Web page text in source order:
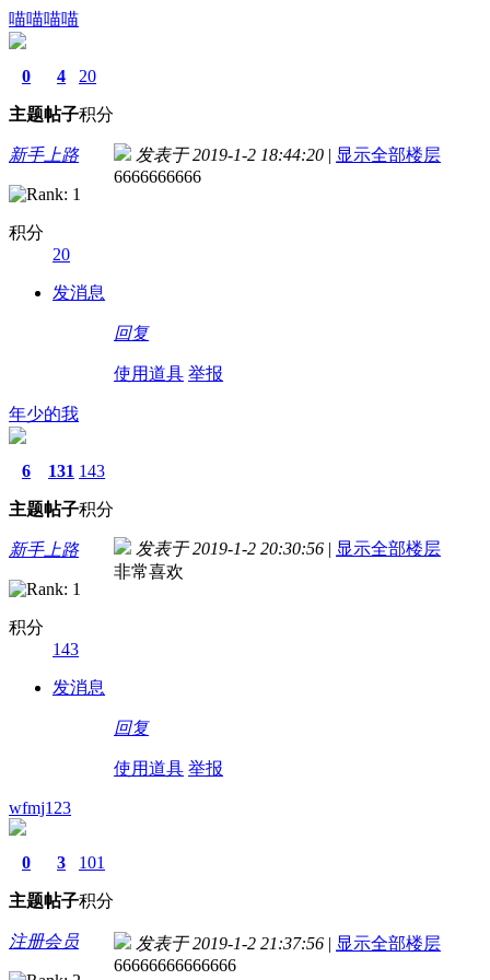
喵喵喵喵
0
主题
4
帖子
20
积分
新手上路
积分
20
发消息
发表于 2019-1-2 18:44:20 | 显示全部楼层
6666666666
回复
使用道具 举报
年少的我
6
主题
131
帖子
143
积分
新手上路
积分
143
发消息
发表于 2019-1-2 20:30:56 | 显示全部楼层
非常喜欢
回复
使用道具 举报
wfmj123
0
主题
3
帖子
101
积分
注册会员 发表于 2019-1-2 21:37:56 | 显示全部楼层
66666666666666